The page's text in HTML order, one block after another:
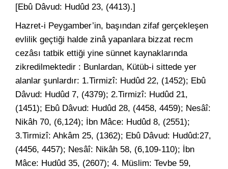
[Ebû Dâvud: Hudûd 23, (4413).]
Hazret-i Peygamber’in, başından zifaf gerçekleşen
evlilik geçtiği halde zinâ yapanlara bizzat recm
cezâsı tatbik ettiği yine sünnet kaynaklarında
zikredilmektedir : Bunlardan, Kütüb-i sittede yer
alanlar şunlardır: 1.Tirmizî: Hudûd 22, (1452); Ebû
Dâvud: Hudûd 7, (4379); 2.Tirmizî: Hudûd 21,
(1451); Ebû Dâvud: Hudûd 28, (4458, 4459); Nesâî:
Nikâh 70, (6,124); İbn Mâce: Hudûd 8, (2551);
3.Tirmizî: Ahkâm 25, (1362); Ebû Dâvud: Hudûd:27,
(4456, 4457); Nesâî: Nikâh 58, (6,109-110); İbn
Mâce: Hudûd 35, (2607); 4. Müslim: Tevbe 59,